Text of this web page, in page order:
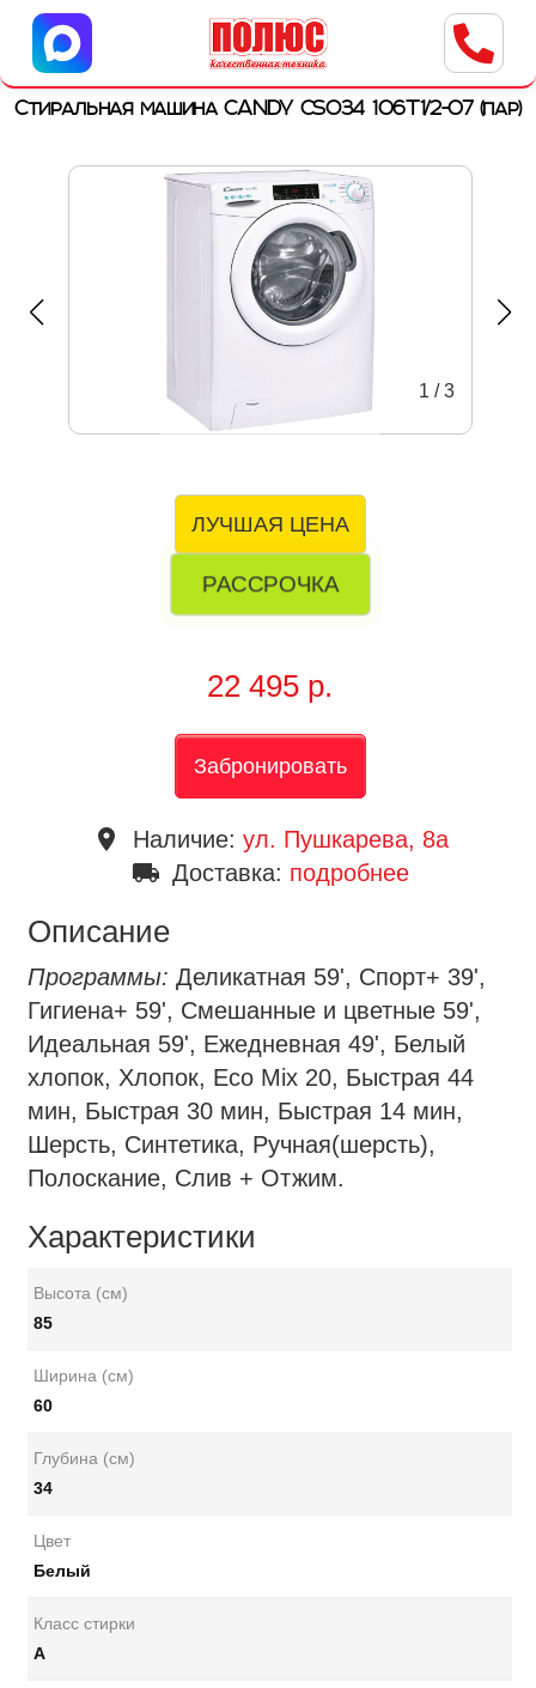
Центр бытовой техники
г. Ульяновск, ул. Пушкарева, 8a
Стиральная машина CANDY CSO34 106T1/2-07 (пар)
1 /3
ЛУЧШАЯ ЦЕНА
РАССРОЧКА
22 495 р.
Забронировать
place Наличие: ул. Пушкарева, 8a
local_shipping Доставка: подробнее
Описание
Программы: Деликатная 59', Спорт+ 39',
Гигиена+ 59', Смешанные и цветные 59',
Идеальная 59', Ежедневная 49', Белый
хлопок, Хлопок, Есо Mix 20, Быстрая 44
мин, Быстрая 30 мин, Быстрая 14 мин,
Шерсть, Синтетика, Ручная(шерсть),
Полоскание, Слив + Отжим.
Характеристики
Высота (см)
85
Ширина (см)
60
Глубина (см)
34
Цвет
Белый
Класс стирки
A